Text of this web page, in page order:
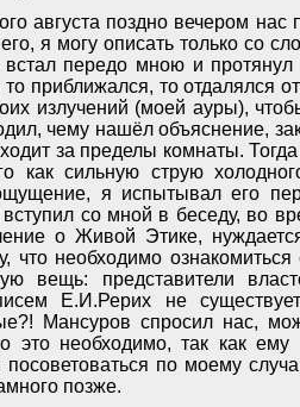
августа поздно вечером
я могу описать только со
встал передо мною и
приближался, то отдалялся
излучений (моей ауры),
чему нашёл объяснение,
за пределы комнаты.
как сильную струю
я испытывал его
со мной в беседу, во
о Живой Этике,
что необходимо
вещь: представители
Е.И.Рерих не
Мансуров спросил нас,
это необходимо, так как
по моему
позже.